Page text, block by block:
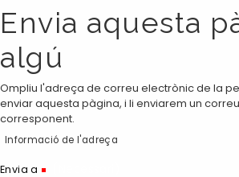
Envia aquesta
algú
Ompliu l'adreça de correu electrònic de la
enviar aquesta pàgina, i li enviarem un
corresponent.
Informació de l'adreça
Envia a